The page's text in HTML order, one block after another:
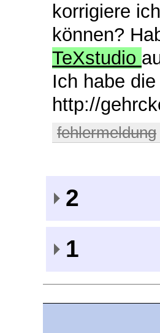
korrigiere
können?
TeXstudio
Ich habe
http://
fehlermeldung
2
1